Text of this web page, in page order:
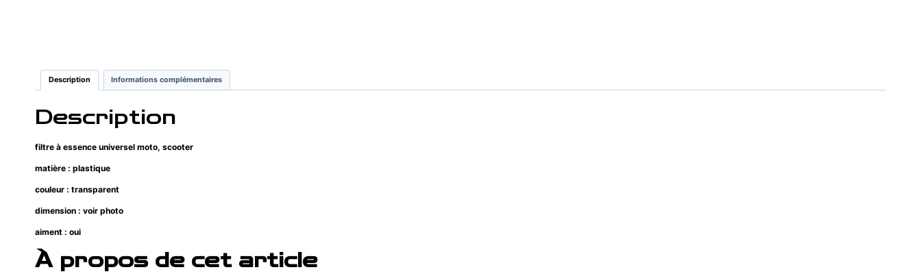
Description Informations complémentaires
Description
filtre à essence universel moto, scooter
matière : plastique
couleur : transparent
dimension : voir photo
aiment : oui
À propos de cet article